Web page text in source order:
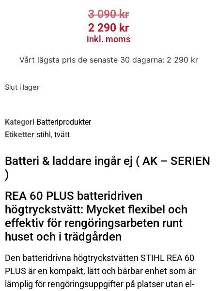
3 090kr
2 290 kr
inkl. moms
Vårt lägsta pris de senaste 30 dagarna: 2 290 kr
Slut i lager
Kategori Batteriprodukter
Etiketter stihl, tvätt
Batteri & laddare ingår ej ( AK – SERIEN
)
REA 60 PLUS batteridriven
högtryckstvätt: Mycket flexibel och
effektiv för rengöringsarbeten runt
huset och i trädgården
Den batteridrivna högtryckstvätten STIHL REA 60
PLUS är en kompakt, lätt och bärbar enhet som är
lämplig för rengöringsuppgifter på platser utan el-